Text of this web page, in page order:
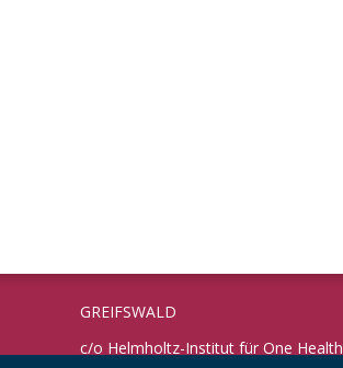
GREIFSWALD
c/o Helmholtz-Institut für One Health